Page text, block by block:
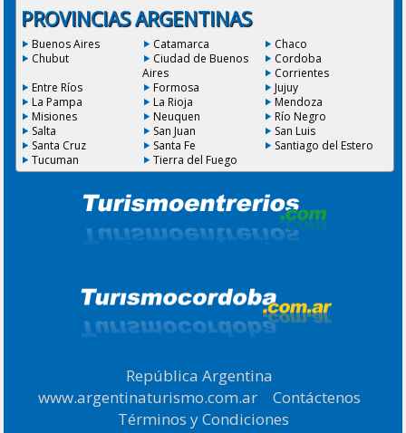
PROVINCIAS ARGENTINAS
Buenos Aires Catamarca
Chaco
Chubut
Ciudad de Buenos
Aires
Cordoba
Corrientes
Entre Ríos
Formosa
Jujuy
La Pampa
La Rioja
Mendoza
Misiones
Neuquen
Río Negro
Salta
San Juan
San Luis
Santa Cruz
Santa Fe
Santiago del Estero
Tucuman
Tierra del Fuego
República Argentina
www.argentinaturismo.com.ar| Contáctenos
Términos y Condiciones